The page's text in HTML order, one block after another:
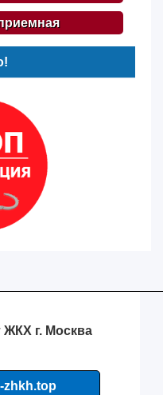
ЖКХ г. Москва
zhkh.top